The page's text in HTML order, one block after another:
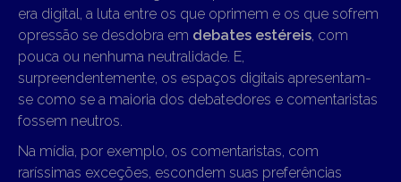
era digital, a luta entre os que oprimem e os que sofrem
opressão se desdobra em debates estéreis, com
pouca ou nenhuma neutralidade. E,
surpreendentemente, os espaços digitais apresentam-
se como se a maioria dos debatedores e comentaristas
fossem neutros.
Na mídia, por exemplo, os comentaristas, com
raríssimas exceções, escondem suas preferências